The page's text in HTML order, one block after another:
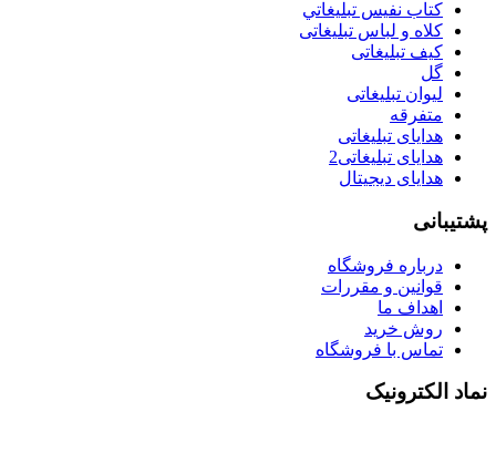
كتاب نفيس تبليغاتي
کلاه و لباس تبلیغاتی
کیف تبلیغاتی
گل
لیوان تبلیغاتی
متفرقه
هدایای تبلیغاتی
هدایای تبلیغاتی2
هدایای دیجیتال
پشتیبانی
درباره فروشگاه
قوانین و مقررات
اهداف ما
روش خرید
تماس با فروشگاه
نماد الکترونیک